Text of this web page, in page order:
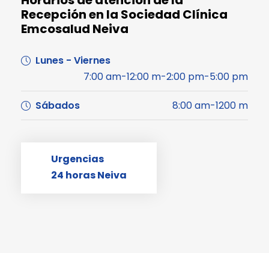
Recepción en la Sociedad Clínica
Emcosalud Neiva
Lunes - Viernes
7:00 am-12:00 m-2:00 pm-5:00 pm
Sábados 8:00 am-1200 m
Urgencias
24 horas Neiva